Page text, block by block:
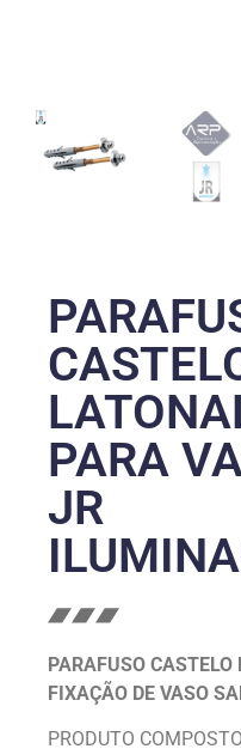
PARA
JR
PARAFUSO
FIXAÇÃO DE VASO
PRODUTO